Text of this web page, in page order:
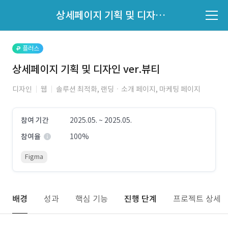
상세페이지 기획 및 디자인 ver.뷰티
지원자 목록 바로가기
플러스
상세페이지 기획 및 디자인 ver.뷰티
디자인 웹 솔루션 최적화, 랜딩ㆍ소개 페이지, 마케팅 페이지
참여 기간
2025.05. ~ 2025.05.
참여율
100%
Figma
배경 성과 핵심 기능 진행 단계 프로젝트 상세